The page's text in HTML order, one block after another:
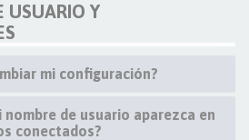
USUARIO Y
mi configuración?
nombre de usuario aparezca en
conectados?